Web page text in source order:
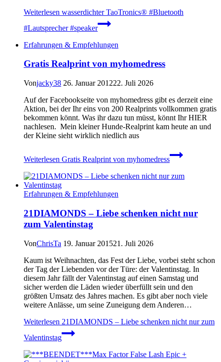
Weiterlesen wasserdichter TaoTronics® #Bluetooth
#Lautsprecher #speaker
Erfahrungen & Empfehlungen
Gratis Realprint von myhomedress
Vonjacky38 26. Januar 201222. Juli 2026
Auf der Facebookseite von myhomedress gibt es derzeit eine
Aktion, bei der Ihr eins von 200 Realprints vollkommen gratis
bekommen könnt. Was ihr dazu tun müsst, könnt Ihr HIER
nachlesen. Mein kleiner Hunde-Realprint kam heute an und
der Kleine sieht wirklich niedlich aus
Weiterlesen Gratis Realprint von myhomedress
Erfahrungen & Empfehlungen
21DIAMONDS – Liebe schenken nicht nur
zum Valentinstag
VonChrisTa 19. Januar 201521. Juli 2026
Kaum ist Weihnachten, das Fest der Liebe, vorbei steht schon
der Tag der Liebenden vor der Türe: der Valentinstag. In
diesem Jahr fällt der Valentinstag auf einen Samstag und
sicher werden die Läden wieder überfüllt sein und den
größten Umsatz des Jahres machen. Es gibt aber noch viele
weitere Anlässe, um seine Zuneigung dem Anderen…
Weiterlesen 21DIAMONDS – Liebe schenken nicht nur zum
Valentinstag